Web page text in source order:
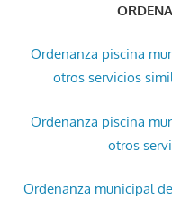
Ordenanza piscina
otros servicios
Ordenanza piscina
otros
Ordenanza municipal